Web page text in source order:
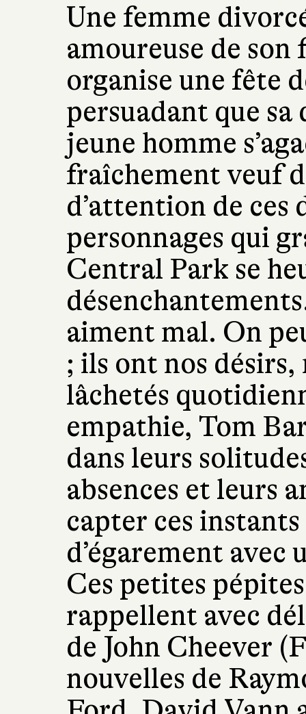
Une femme
amoureuse de son
organise une fête
persuadant que
jeune homme
fraîchement veuf
d’attention de ces
personnages qui
Central Park se
aiment mal. On
; ils ont nos
lâchetés
empathie, Tom
dans leurs
absences et leurs
capter ces
d’égarement avec
Ces petites
rappellent avec
de John Cheever
nouvelles de